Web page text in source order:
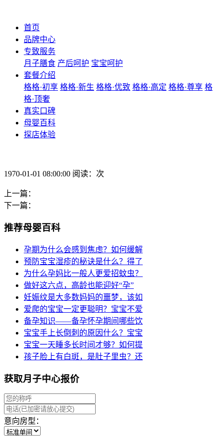
首页
品牌中心
专致服务
月子膳食 产后呵护 宝宝呵护
套餐介绍
格格·初享 格格·新生 格格·优致 格格·高定 格格·尊享 格
格·顶奢
真实口碑
母婴百科
探店体验
1970-01-01 08:00:00 阅读：次
上一篇：
下一篇：
推荐母婴百科
孕期为什么会感到焦虑？如何缓解
预防宝宝湿疹的秘诀是什么？得了
为什么孕妈比一般人更爱招蚊虫？
做好这六点，高龄也能迎好“孕”
妊娠纹是大多数妈妈的噩梦，该如
爱爬的宝宝一定更聪明？宝宝不爱
备孕知识——备孕怀孕期间哪些饮
宝宝手上长倒刺的原因什么？宝宝
宝宝一天睡多长时间才够？如何提
孩子脸上有白斑，是肚子里虫？还
获取月子中心报价
意向房型：